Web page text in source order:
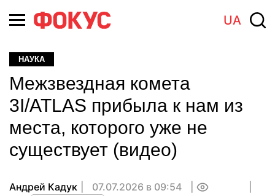
UA
НАУКА
Межзвездная комета
3I/ATLAS прибыла к нам из
места, которого уже не
существует (видео)
Андрей Кадук 07.07.2026 в 09:54